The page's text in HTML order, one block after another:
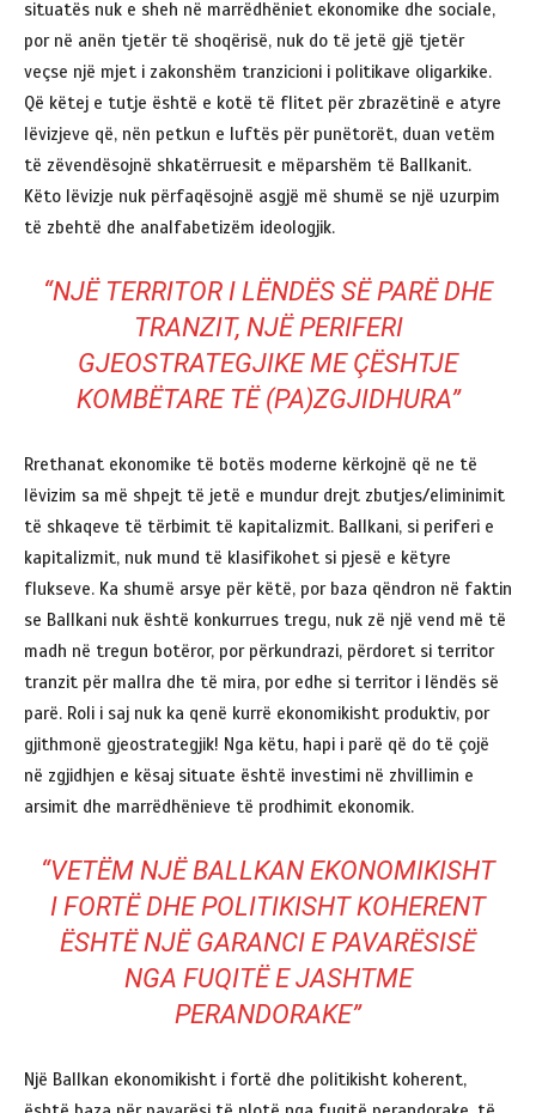
situatës nuk e sheh në marrëdhëniet ekonomike dhe sociale,
por në anën tjetër të shoqërisë, nuk do të jetë gjë tjetër
veçse një mjet i zakonshëm tranzicioni i politikave oligarkike.
Që këtej e tutje është e kotë të flitet për zbrazëtinë e atyre
lëvizjeve që, nën petkun e luftës për punëtorët, duan vetëm
të zëvendësojnë shkatërruesit e mëparshëm të Ballkanit.
Këto lëvizje nuk përfaqësojnë asgjë më shumë se një uzurpim
të zbehtë dhe analfabetizëm ideologjik.
“NJË TERRITOR I LËNDËS SË PARË DHE
TRANZIT, NJË PERIFERI
GJEOSTRATEGJIKE ME ÇËSHTJE
KOMBËTARE TË (PA)ZGJIDHURA”
Rrethanat ekonomike të botës moderne kërkojnë që ne të
lëvizim sa më shpejt të jetë e mundur drejt zbutjes/eliminimit
të shkaqeve të tërbimit të kapitalizmit. Ballkani, si periferi e
kapitalizmit, nuk mund të klasifikohet si pjesë e këtyre
flukseve. Ka shumë arsye për këtë, por baza qëndron në faktin
se Ballkani nuk është konkurrues tregu, nuk zë një vend më të
madh në tregun botëror, por përkundrazi, përdoret si territor
tranzit për mallra dhe të mira, por edhe si territor i lëndës së
parë. Roli i saj nuk ka qenë kurrë ekonomikisht produktiv, por
gjithmonë gjeostrategjik! Nga këtu, hapi i parë që do të çojë
në zgjidhjen e kësaj situate është investimi në zhvillimin e
arsimit dhe marrëdhënieve të prodhimit ekonomik.
“VETËM NJË BALLKAN EKONOMIKISHT
I FORTË DHE POLITIKISHT KOHERENT
ËSHTË NJË GARANCI E PAVARËSISË
NGA FUQITË E JASHTME
PERANDORAKE”
Një Ballkan ekonomikisht i fortë dhe politikisht koherent,